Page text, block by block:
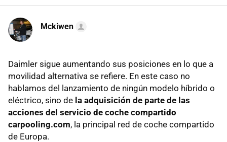
Mckiwen
Daimler sigue aumentando sus posiciones en lo que a
movilidad alternativa se refiere. En este caso no
hablamos del lanzamiento de ningún modelo híbrido o
eléctrico, sino de la adquisición de parte de las
acciones del servicio de coche compartido
carpooling.com, la principal red de coche compartido
de Europa.